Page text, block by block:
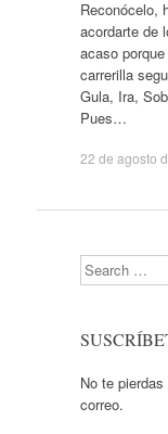
Reconócelo,
acordarte de
acaso
carrerilla
Gula, Ira,
Pues…
22 de agosto
Search
No te
correo.